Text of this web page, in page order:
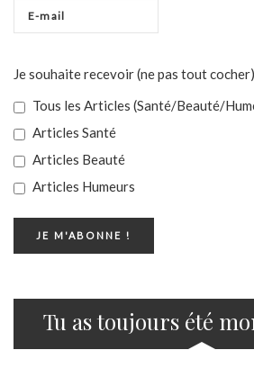
Je souhaite recevoir (ne pas tout
Tous les Articles (Santé/Beauté/
Articles Santé
Articles Beauté
Articles Humeurs
Tu as toujours été